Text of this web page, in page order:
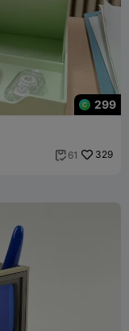
299
 61 329